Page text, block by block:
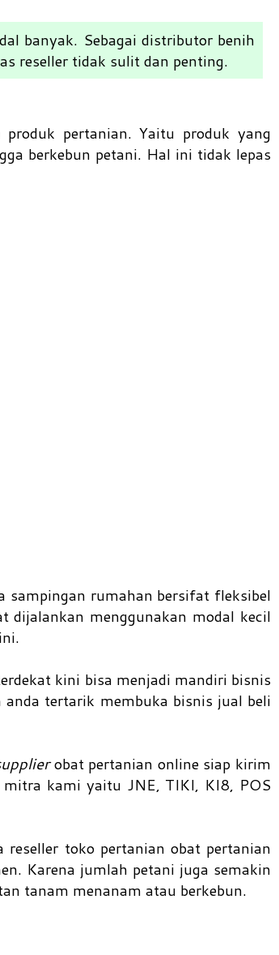
banyak. Sebagai distributor benih
reseller tidak sulit dan penting.
pertanian. Yaitu produk yang
berkebun petani. Hal ini tidak lepas
sampingan rumahan bersifat fleksibel
dijalankan menggunakan modal kecil
kini bisa menjadi mandiri bisnis
tertarik membuka bisnis jual beli
obat pertanian online siap kirim
mitra kami yaitu JNE, TIKI, KI8, POS
toko pertanian obat pertanian
Karena jumlah petani juga semakin
tanam menanam atau berkebun.